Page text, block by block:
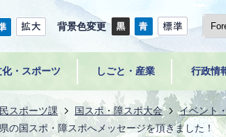
背景色変更
・スポーツ しごと・産業 行政情
スポーツ課 国スポ・障スポ大会
イベント
の国スポ・障スポへメッセージを頂きました！